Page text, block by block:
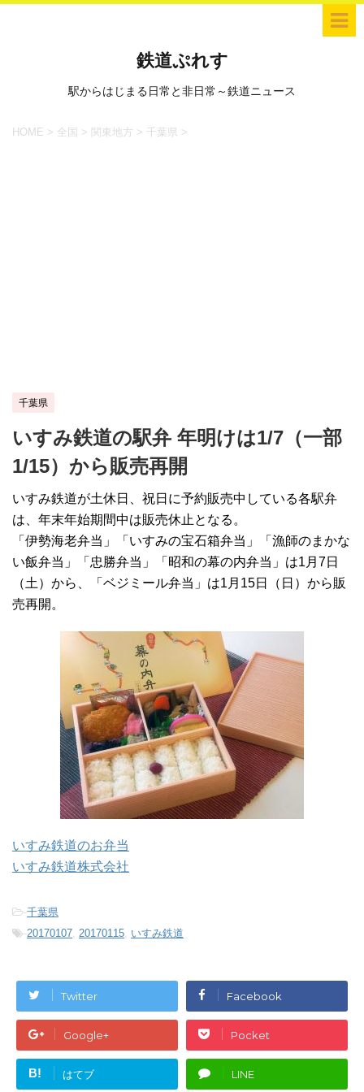
鉄道ぷれす
駅からはじまる日常と非日常～鉄道ニュース
HOME > 全国 > 関東地方 > 千葉県 >
千葉県
いすみ鉄道の駅弁 年明けは1/7（一部
1/15）から販売再開
いすみ鉄道が土休日、祝日に予約販売中している各駅弁
は、年末年始期間中は販売休止となる。
「伊勢海老弁当」「いすみの宝石箱弁当」「漁師のまかな
い飯弁当」「忠勝弁当」「昭和の幕の内弁当」は1月7日
（土）から、「ベジミール弁当」は1月15日（日）から販
売再開。
いすみ鉄道のお弁当
いすみ鉄道株式会社
-千葉県
-20170107, 20170115, いすみ鉄道
Twitter Facebook
Google+ Pocket
B! はてブ LINE